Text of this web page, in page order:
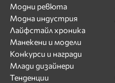
Модни ревюта
Модна индустрия
Лайфстайл хроника
Манекени и модели
Конкурси и награди
Млади дизайнери
Тенденции